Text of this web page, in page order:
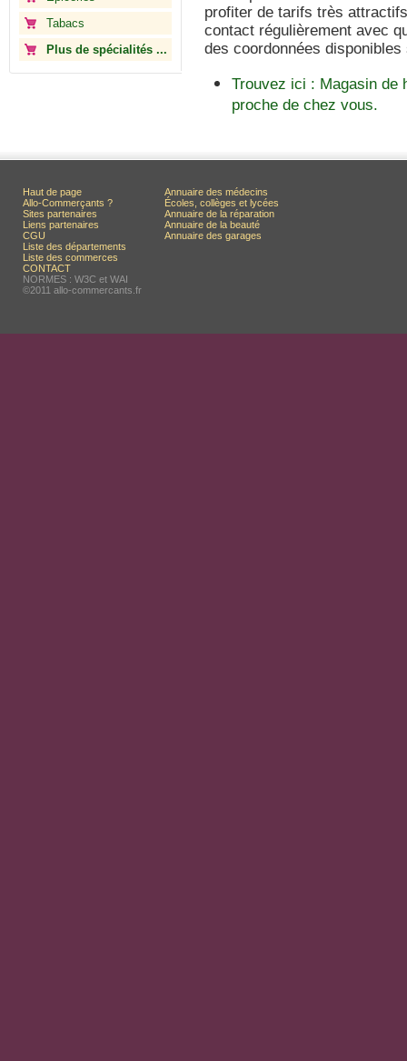
Tabacs
Plus de spécialités ...
profiter de tarifs très
contact régulièrement avec
des coordonnées
Trouvez ici : Magasin de
proche de chez vous.
Haut de page
Allo-Commerçants ?
Sites partenaires
Liens partenaires
CGU
Liste des départements
Liste des commerces
CONTACT
NORMES : W3C et WAI
©2011 allo-commercants.fr
Annuaire des médecins
Écoles, collèges et lycées
Annuaire de la réparation
Annuaire de la beauté
Annuaire des garages